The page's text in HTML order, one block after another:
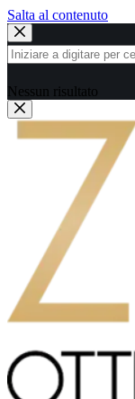
Salta al contenuto
Nessun risultato